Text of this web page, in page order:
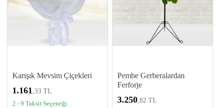
Karışık Mevsim Çiçekleri
1.161 ,33 TL
2 - 9 Taksit Seçeneği
Pembe Gerberalardan
Ferforje
3.250 ,82 TL